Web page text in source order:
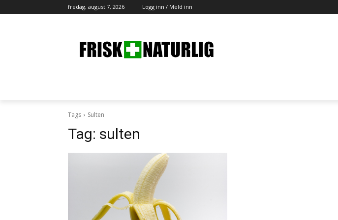
fredag, august 7, 2026 Logg inn / Meld inn
Tags Sulten
Tag: sulten